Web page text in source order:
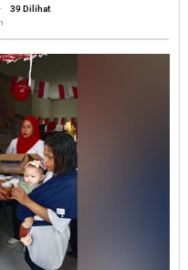
Bikin
Dapur
Stunting,
Lurah:
Terima
Kasih
Pak
Bupati
39 Dilihat